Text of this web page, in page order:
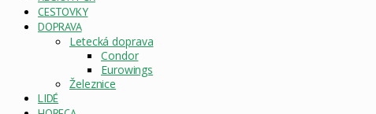
CESTOVKY
DOPRAVA
Letecká doprava
Condor
Eurowings
Železnice
LIDÉ